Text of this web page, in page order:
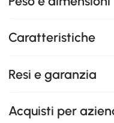
Caratteristiche
Resi e garanzia
Acquisti per